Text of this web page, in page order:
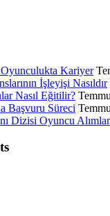
Kariyer
İşleyişi Nasıldır
Nasıl Eğitilir?
Başvuru Süreci
Dizisi Oyuncu